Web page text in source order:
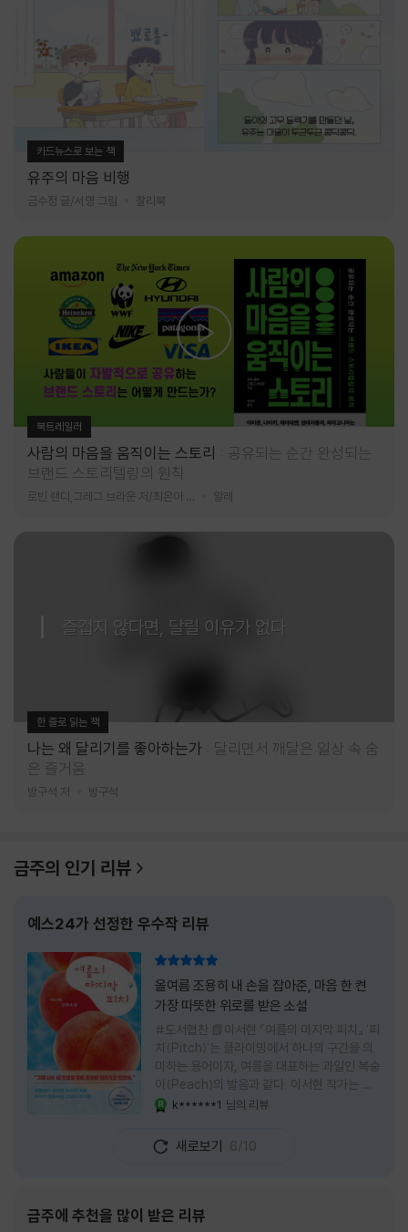
카드뉴스로 보는 책
유주의 마음 비행
금수정 글/서영 그림 찰리북
북트레일러
사람의 마음을 움직이는 스토리
공유되는 순간 완성되는
브랜드 스토리텔링의 원칙
알레
즐겁지 않다면, 달릴 이유가 없다
한 줄로 읽는 책
나는 왜 달리기를 좋아하는가
달리면서 깨달은 일상 속 숨
은 즐거움
방구석 저 방구석
금주의 인기 리뷰
예스24가 선정한 우수작 리뷰
올여름 조용히 내 손을 잡아준, 마음 한 켠
가장 따뜻한 위로를 받은 소설
#도서협찬 📗이서현 『여름의 마지막 피치』 '피
치(Pitch)'는 클라이밍에서 하나의 구간을 의
미하는 용어이자, 여름을 대표하는 과일인 복숭
아(Peach)의 발음과 같다. 이서현 작가는 이
중의적인 제목 안에 소설이 전하고 싶은 메시지
럼 가장 달콤하고 찬란한 계절인 여름. 하지만
그 여름도 끝이 있다. 그리고 클라이밍의 피치
피치』는 끝나가는 여름의 아쉬움과 새로운 계
k******1 님의 리뷰
새로보기 6/10
금주에 추천을 많이 받은 리뷰